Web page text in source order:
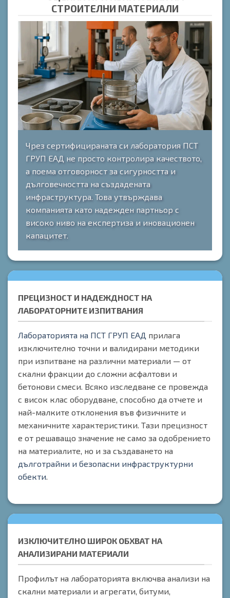
СТРОИТЕЛНИ МАТЕРИАЛИ
Чрез сертифицираната си лаборатория ПСТ
ГРУП ЕАД не просто контролира качеството,
а поема отговорност за сигурността и
дълговечността на създадената
инфраструктура. Това утвърждава
компанията като надежден партньор с
високо ниво на експертиза и иновационен
капацитет.
ПРЕЦИЗНОСТ И НАДЕЖДНОСТ НА
ЛАБОРАТОРНИТЕ ИЗПИТВАНИЯ
Лабораторията на ПСТ ГРУП ЕАД прилага
изключително точни и валидирани методики
при изпитване на различни материали — от
скални фракции до сложни асфалтови и
бетонови смеси. Всяко изследване се провежда
с висок клас оборудване, способно да отчете и
най-малките отклонения във физичните и
механичните характеристики. Тази прецизност
е от решаващо значение не само за одобрението
на материалите, но и за създаването на
дълготрайни и безопасни инфраструктурни
обекти
ИЗКЛЮЧИТЕЛНО ШИРОК ОБХВАТ НА
АНАЛИЗИРАНИ МАТЕРИАЛИ
Профилът на лабораторията включва анализи на
скални материали и агрегати, битуми,